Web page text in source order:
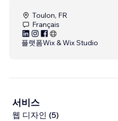
Toulon, FR
Français
플랫폼Wix & Wix Studio
서비스
웹 디자인 (5)